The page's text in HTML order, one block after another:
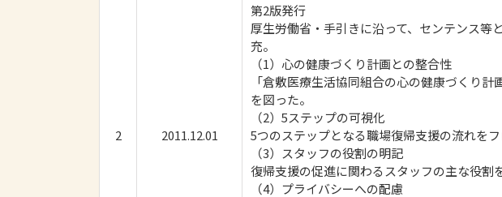
2 2011.12.01
第2版発行
厚生労働省・手引きに沿って、センテンス
充。
（1）心の健康づくり計画との整合性
「倉敷医療生活協同組合の心の健康づくり
を図った。
（2）5ステップの可視化
5つのステップとなる職場復帰支援の流れをフ
（3）スタッフの役割の明記
復帰支援の促進に関わるスタッフの主な役割
（4）プライバシーへの配慮